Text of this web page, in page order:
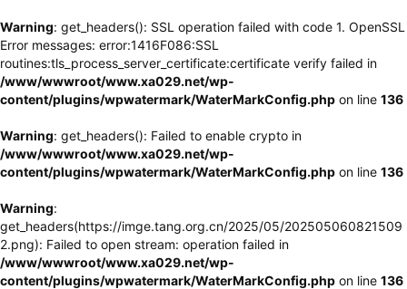
Warning: get_headers(): SSL operation failed with code 1. OpenSSL
Error messages: error:1416F086:SSL
routines:tls_process_server_certificate:certificate verify failed in
/www/wwwroot/www.xa029.net/wp-
content/plugins/wpwatermark/WaterMarkConfig.php on line 136
Warning: get_headers(): Failed to enable crypto in
/www/wwwroot/www.xa029.net/wp-
content/plugins/wpwatermark/WaterMarkConfig.php on line 136
Warning:
get_headers(https://imge.tang.org.cn/2025/05/202505060821509
2.png): Failed to open stream: operation failed in
/www/wwwroot/www.xa029.net/wp-
content/plugins/wpwatermark/WaterMarkConfig.php on line 136